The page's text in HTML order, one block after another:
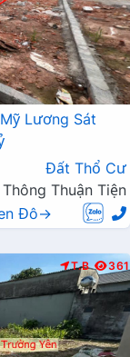
Lương Sát
Đất Thổ Cư
Thuận Tiện
Đô→
T.B 361